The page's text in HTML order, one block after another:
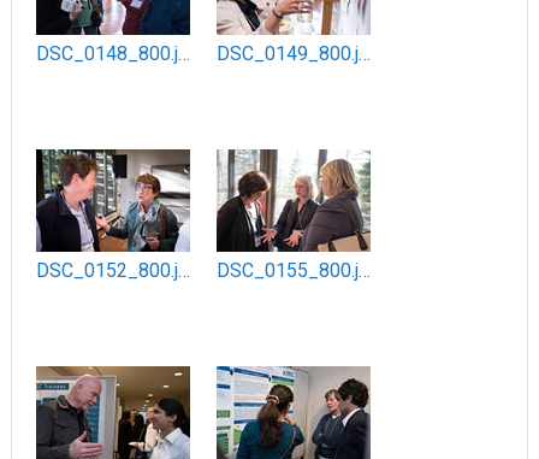
DSC_0148_800.jpg DSC_0149_800.jpg
DSC_0152_800.jpg DSC_0155_800.jpg